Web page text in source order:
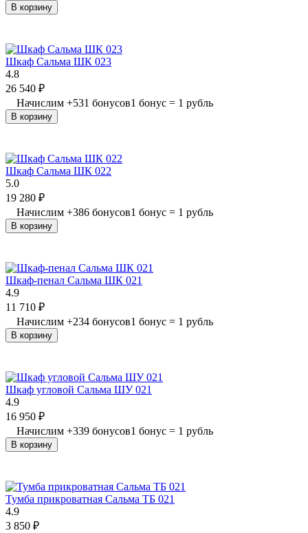
В корзину
Шкаф Сальма ШК 023
4.8
26 540 ₽
Начислим +531 бонусов1 бонус = 1 рубль
В корзину
Шкаф Сальма ШК 022
5.0
19 280 ₽
Начислим +386 бонусов1 бонус = 1 рубль
В корзину
Шкаф-пенал Сальма ШК 021
4.9
11 710 ₽
Начислим +234 бонусов1 бонус = 1 рубль
В корзину
Шкаф угловой Сальма ШУ 021
4.9
16 950 ₽
Начислим +339 бонусов1 бонус = 1 рубль
В корзину
Тумба прикроватная Сальма ТБ 021
4.9
3 850 ₽